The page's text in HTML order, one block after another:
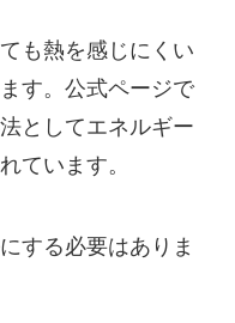
も熱を感じにくい
す。公式ページで
としてエネルギー
ています。
する必要はありま